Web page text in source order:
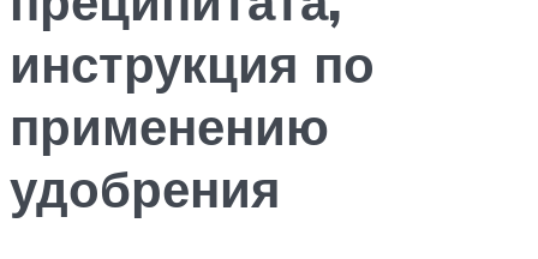
инструкция по
применению
удобрения